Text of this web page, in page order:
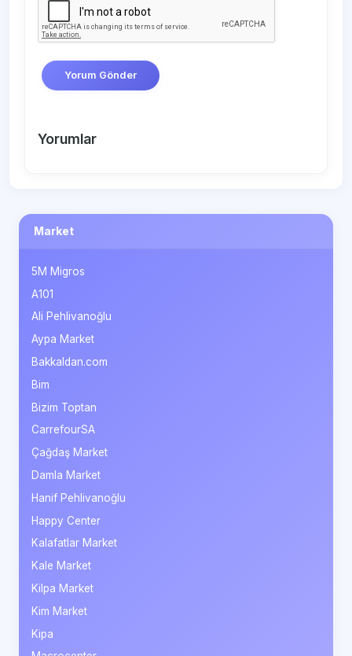
Yorum Gönder
Yorumlar
Market
5M Migros
A101
Ali Pehlivanoğlu
Aypa Market
Bakkaldan.com
Bim
Bizim Toptan
CarrefourSA
Çağdaş Market
Damla Market
Hanif Pehlivanoğlu
Happy Center
Kalafatlar Market
Kale Market
Kilpa Market
Kim Market
Kipa